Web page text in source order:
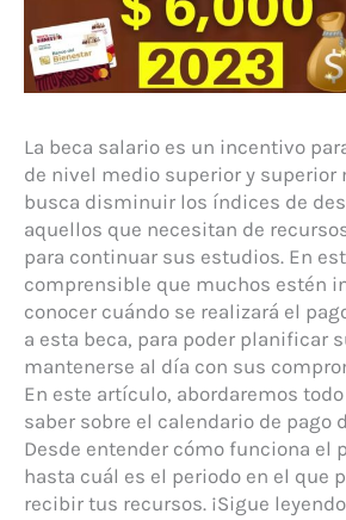
La beca salario es un incentivo
de nivel medio superior y superior
busca disminuir los índices de
aquellos que necesitan de
para continuar sus estudios. En
comprensible que muchos estén
conocer cuándo se realizará el
a esta beca, para poder planificar
mantenerse al día con sus
En este artículo, abordaremos
saber sobre el calendario de pago
Desde entender cómo funciona el
hasta cuál es el periodo en el que
recibir tus recursos. ¡Sigue